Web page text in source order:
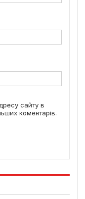
сайту в
коментарів.